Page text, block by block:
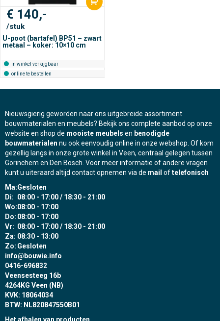
€ 140,-
/stuk
U-poot (bartafel) BP51 – zwart
metaal – koker: 10×10 cm
in winkel verkijgbaar
online te bestellen
Nieuwsgierig geworden naar ons uitgebreide assortiment
bouwmaterialen en meubels? Bekijk ons complete aanbod op onze
website en shop de mooiste meubels en benodigde
bouwmaterialen nu ook eenvoudig online in onze webshop. Of kom
gezellig langs in onze grote winkel in Veen, centraal gelegen tussen
Gorinchem en Den Bosch. Voor meer informatie of andere vragen
kunt u uiteraard altijd contact opnemen via de mail oftelefonisch
Ma:Gesloten
Di: 08:00 - 17:00 / 18:30 - 21:00
Wo:08:00 - 17:00
Do: 08:00 - 17:00
Vr: 08:00 - 17:00 / 18:30 - 21:00
Za: 08:30 - 13:00
Zo: Gesloten
info@bouwie.info
0416-696832
Veensesteeg 16b
4264KG Veen (NB)
KVK: 18064034
BTW: NL820847550B01
Het afhalen van producten